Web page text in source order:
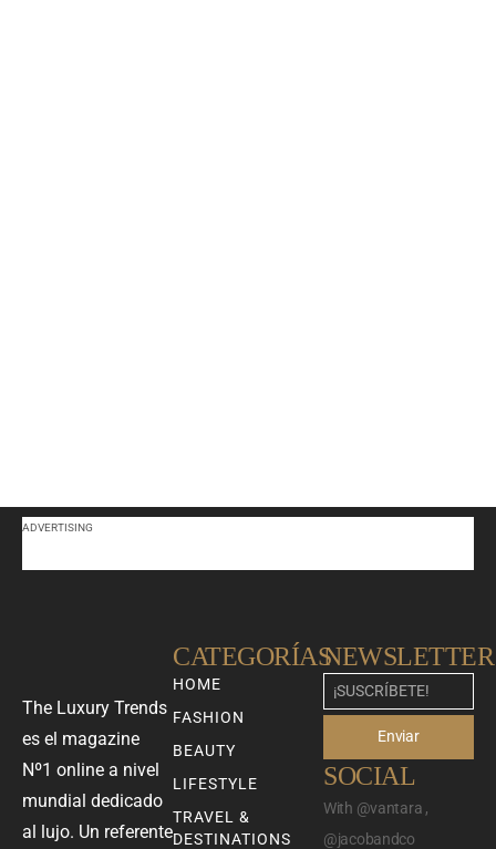
ADVERTISING
The Luxury Trends
es el magazine
Nº1 online a nivel
mundial dedicado
al lujo. Un referente
CATEGORÍAS
HOME
FASHION
BEAUTY
LIFESTYLE
TRAVEL &
DESTINATIONS
NEWSLETTER
Enviar
SOCIAL
With @vantara ,
@jacobandco